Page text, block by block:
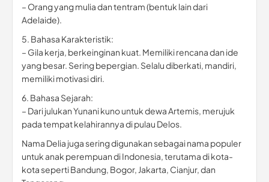
– Orang yang mulia dan tentram (bentuk lain dari
Adelaide).
5. Bahasa Karakteristik:
– Gila kerja, berkeinginan kuat. Memiliki rencana dan ide
yang besar. Sering bepergian. Selalu diberkati, mandiri,
memiliki motivasi diri.
6. Bahasa Sejarah:
– Dari julukan Yunani kuno untuk dewa Artemis, merujuk
pada tempat kelahirannya di pulau Delos.
Nama Delia juga sering digunakan sebagai nama populer
untuk anak perempuan di Indonesia, terutama di kota-
kota seperti Bandung, Bogor, Jakarta, Cianjur, dan